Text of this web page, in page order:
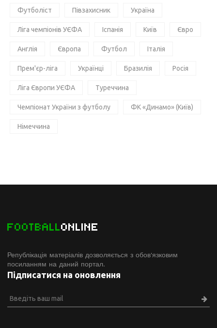
Футболіст Півзахисник Україна
Ліга чемпіонів УЄФА Іспанія Київ Євро
Англія Європа Футбол Італія
Прем'єр-ліга Українці Бразилія Росія
Ліга Європи УЄФА Туреччина
Чемпіонат України з футболу ФК «Динамо» (Київ)
Німеччина
FOOTBALLONLINE
Републікація матеріалів дозволяється з обов'язковим
посиланням на даний портал.
Підписатися на оновлення